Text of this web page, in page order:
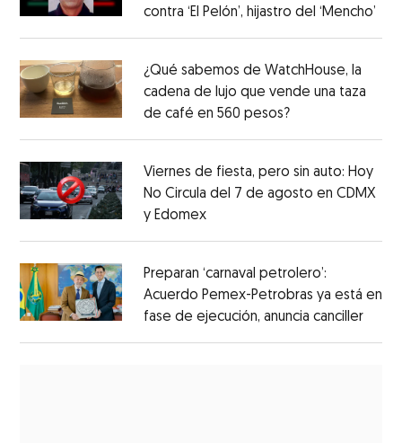
contra ‘El Pelón’, hijastro del ‘Mencho’
¿Qué sabemos de WatchHouse, la
cadena de lujo que vende una taza
de café en 560 pesos?
Viernes de fiesta, pero sin auto: Hoy
No Circula del 7 de agosto en CDMX
y Edomex
Preparan ‘carnaval petrolero’:
Acuerdo Pemex-Petrobras ya está en
fase de ejecución, anuncia canciller